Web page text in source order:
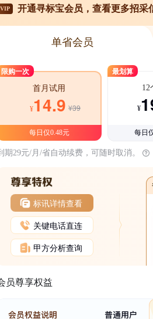
VIP 开通寻标宝会员，查看更多招采
单省会员
限购一次
首月试用
¥14.9 ¥39
每日仅0.48元
最划算
12
¥
每日
期29元/月/省自动续费，可随时取消。
标讯详情查看
关键电话直连
甲方分析查询
员尊享权益